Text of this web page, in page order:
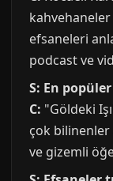
efsaneleri
podcast ve
S: En
C: "Göldeki
çok bilinenler
ve gizemli